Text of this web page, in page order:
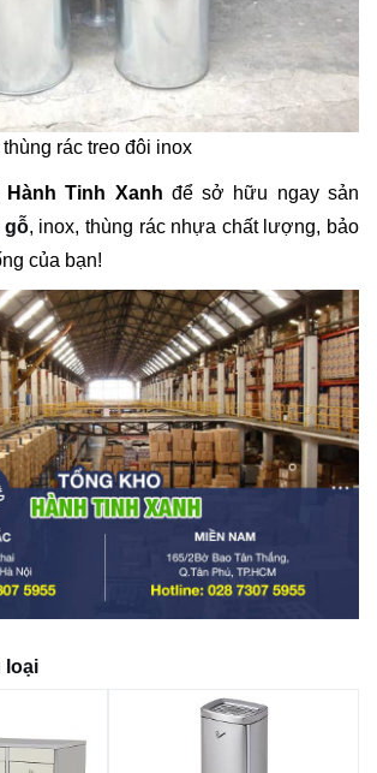
rác treo đôi inox
Hành Tinh Xanh để sở hữu ngay sản
gỗ, inox, thùng rác nhựa chất lượng, bảo
của bạn!
loại